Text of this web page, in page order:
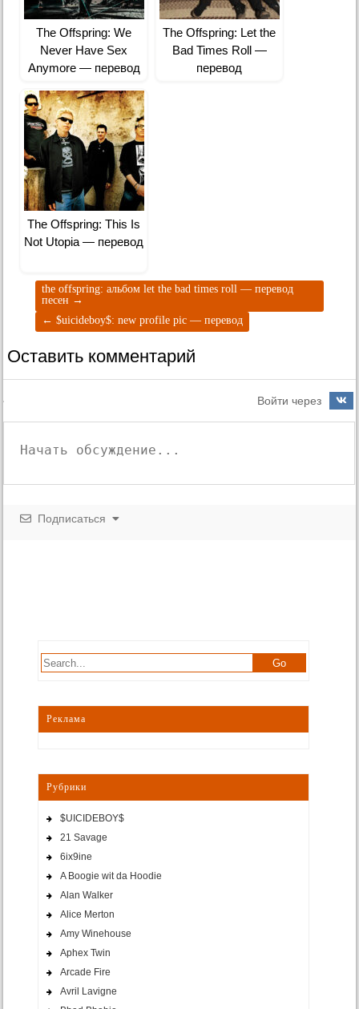
The Offspring: We
Never Have Sex
Anymore — перевод
The Offspring: Let the
Bad Times Roll —
перевод
The Offspring: This Is
Not Utopia — перевод
the offspring: альбом let the bad times roll — перевод
песен →
← $uicideboy$: new profile pic — перевод
Оставить комментарий
Войти через
Подписаться
Реклама
Рубрики
$UICIDEBOY$
21 Savage
6ix9ine
A Boogie wit da Hoodie
Alan Walker
Alice Merton
Amy Winehouse
Aphex Twin
Arcade Fire
Avril Lavigne